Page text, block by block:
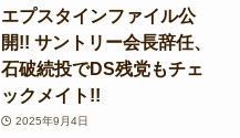
エプスタインファイル公
開!! サントリー会長辞任、
石破続投でDS残党もチェ
ックメイト!!
2025年9月4日